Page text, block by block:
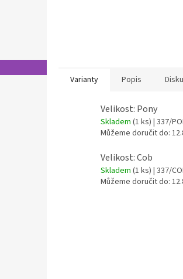
Varianty Popis
Velikost: Pony
Skladem (1 ks) | 337/
Můžeme doručit do:
Velikost: Cob
Skladem (1 ks) | 337/
Můžeme doručit do: